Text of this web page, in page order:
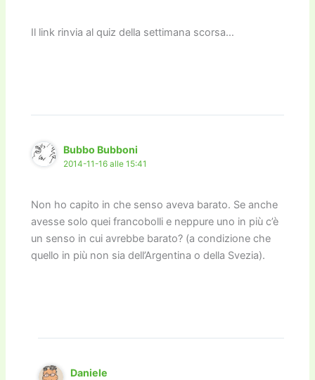
Il link rinvia al quiz della settimana scorsa…
Bubbo Bubboni
2014-11-16 alle 15:41
Non ho capito in che senso aveva barato. Se anche
avesse solo quei francobolli e neppure uno in più c’è
un senso in cui avrebbe barato? (a condizione che
quello in più non sia dell’Argentina o della Svezia).
Daniele